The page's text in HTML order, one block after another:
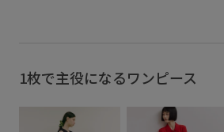
軽やかな素材感
1枚で主役になるワンピース